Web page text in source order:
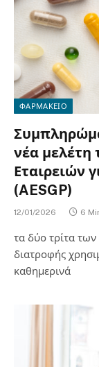
ΦΑΡΜΑΚΕΙΟ
νέα μελέτη
Εταιρειών
(AESGP)
12/01/2026 6
τα δύο τρίτα
διατροφής
καθημερινά